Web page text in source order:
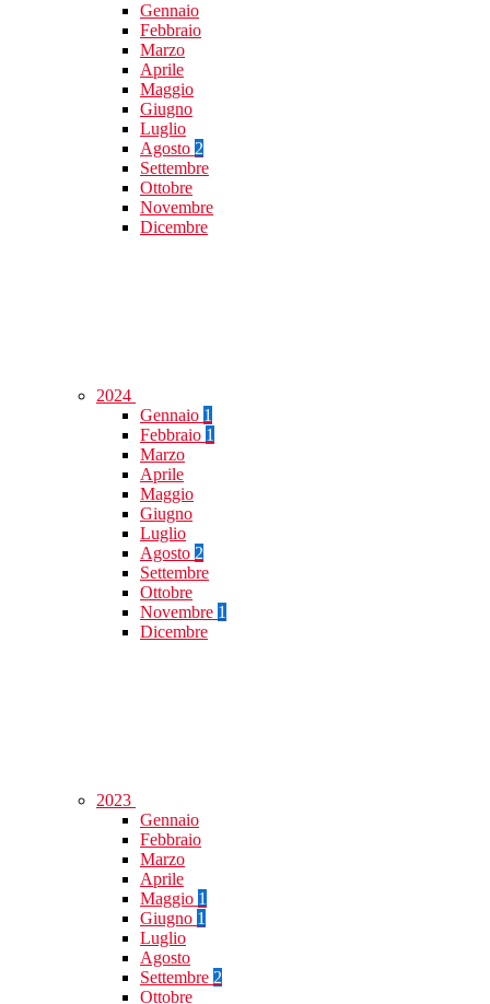
Gennaio
Febbraio
Marzo
Aprile
Maggio
Giugno
Luglio
Agosto 2
Settembre
Ottobre
Novembre
Dicembre
2024
Gennaio 1
Febbraio 1
Marzo
Aprile
Maggio
Giugno
Luglio
Agosto 2
Settembre
Ottobre
Novembre 1
Dicembre
2023
Gennaio
Febbraio
Marzo
Aprile
Maggio 1
Giugno 1
Luglio
Agosto
Settembre 2
Ottobre